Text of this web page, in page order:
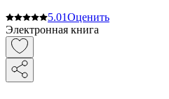
5.01Оценить
Электронная книга